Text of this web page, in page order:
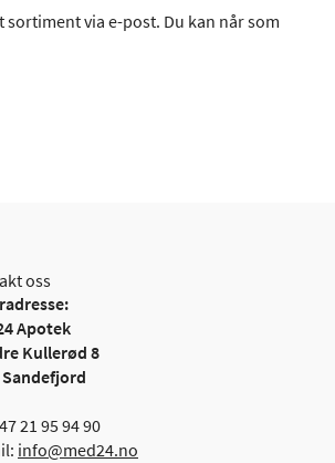
via e-post. Du kan når som
oss
Apotek
Kullerød 8
Sandefjord
21 95 94 90
info@med24.no